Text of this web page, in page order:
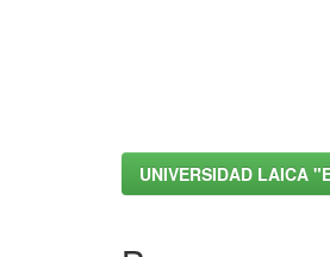
UNIVERSIDAD LAICA